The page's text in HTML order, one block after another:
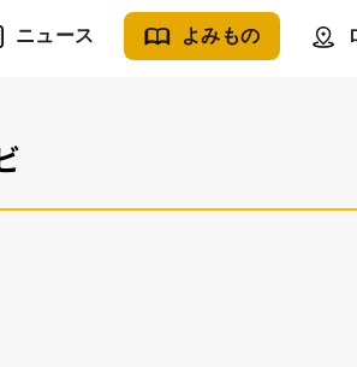
ニュース よみもの